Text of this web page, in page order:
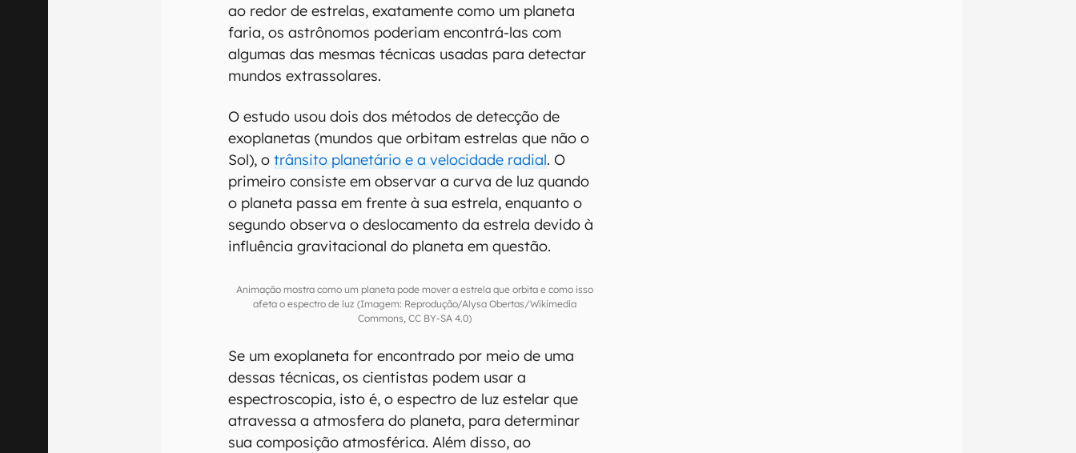
ao redor de estrelas, exatamente como um planeta
faria, os astrônomos poderiam encontrá-las com
algumas das mesmas técnicas usadas para detectar
mundos extrassolares.
O estudo usou dois dos métodos de detecção de
exoplanetas (mundos que orbitam estrelas que não o
Sol), otrânsito planetário e a velocidade radial. O
primeiro consiste em observar a curva de luz quando
o planeta passa em frente à sua estrela, enquanto o
segundo observa o deslocamento da estrela devido à
influência gravitacional do planeta em questão.
Animação mostra como um planeta pode mover a estrela que orbita e como isso
afeta o espectro de luz (Imagem: Reprodução/Alysa Obertas/Wikimedia
Commons, CC BY-SA 4.0)
Se um exoplaneta for encontrado por meio de uma
dessas técnicas, os cientistas podem usar a
espectroscopia, isto é, o espectro de luz estelar que
atravessa a atmosfera do planeta, para determinar
sua composição atmosférica. Além disso, ao